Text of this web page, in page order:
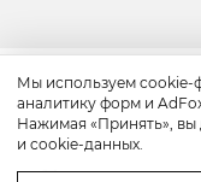
Мы используем cookie-
аналитику форм и
Нажимая «Принять», вы
и cookie-данных.